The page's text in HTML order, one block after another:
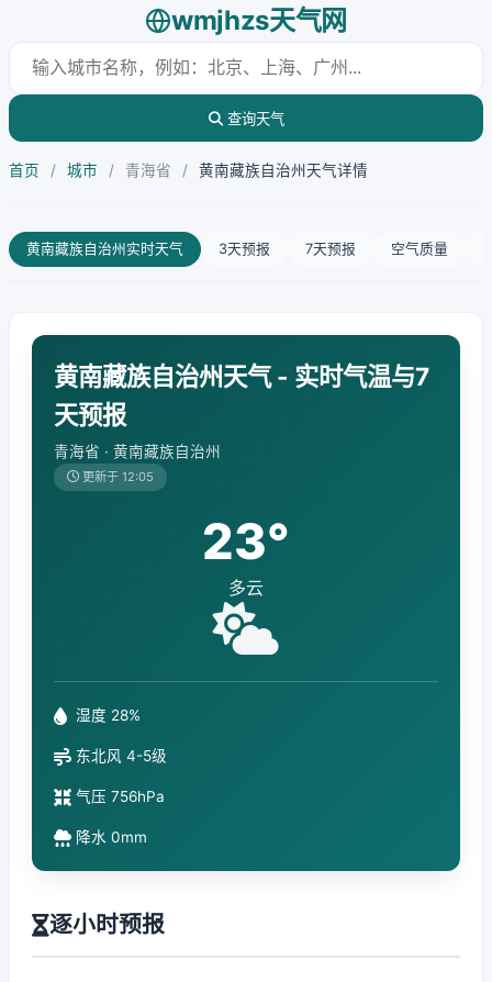
wmjhzs天气网
查询天气
首页 / 城市 / 青海省 / 黄南藏族自治州天气详情
黄南藏族自治州实时天气 3天预报 7天预报 空气质量
黄南藏族自治州天气 - 实时气温与7
天预报
青海省 · 黄南藏族自治州
更新于 12:05
23°
多云
湿度 28%
东北风 4-5级
气压 756hPa
降水 0mm
逐小时预报